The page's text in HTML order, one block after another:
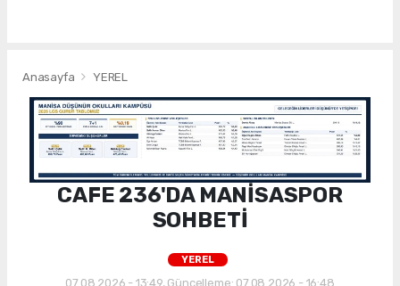
Anasayfa YEREL
CAFE 236'DA MANİSASPOR
SOHBETİ
YEREL
07.08.2026 - 13:49, Güncelleme: 07.08.2026 - 16:48